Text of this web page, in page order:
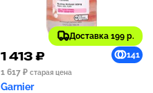
Доставка 199 р.
1 413 ₽
141
1 617 ₽ старая цена
Garnier